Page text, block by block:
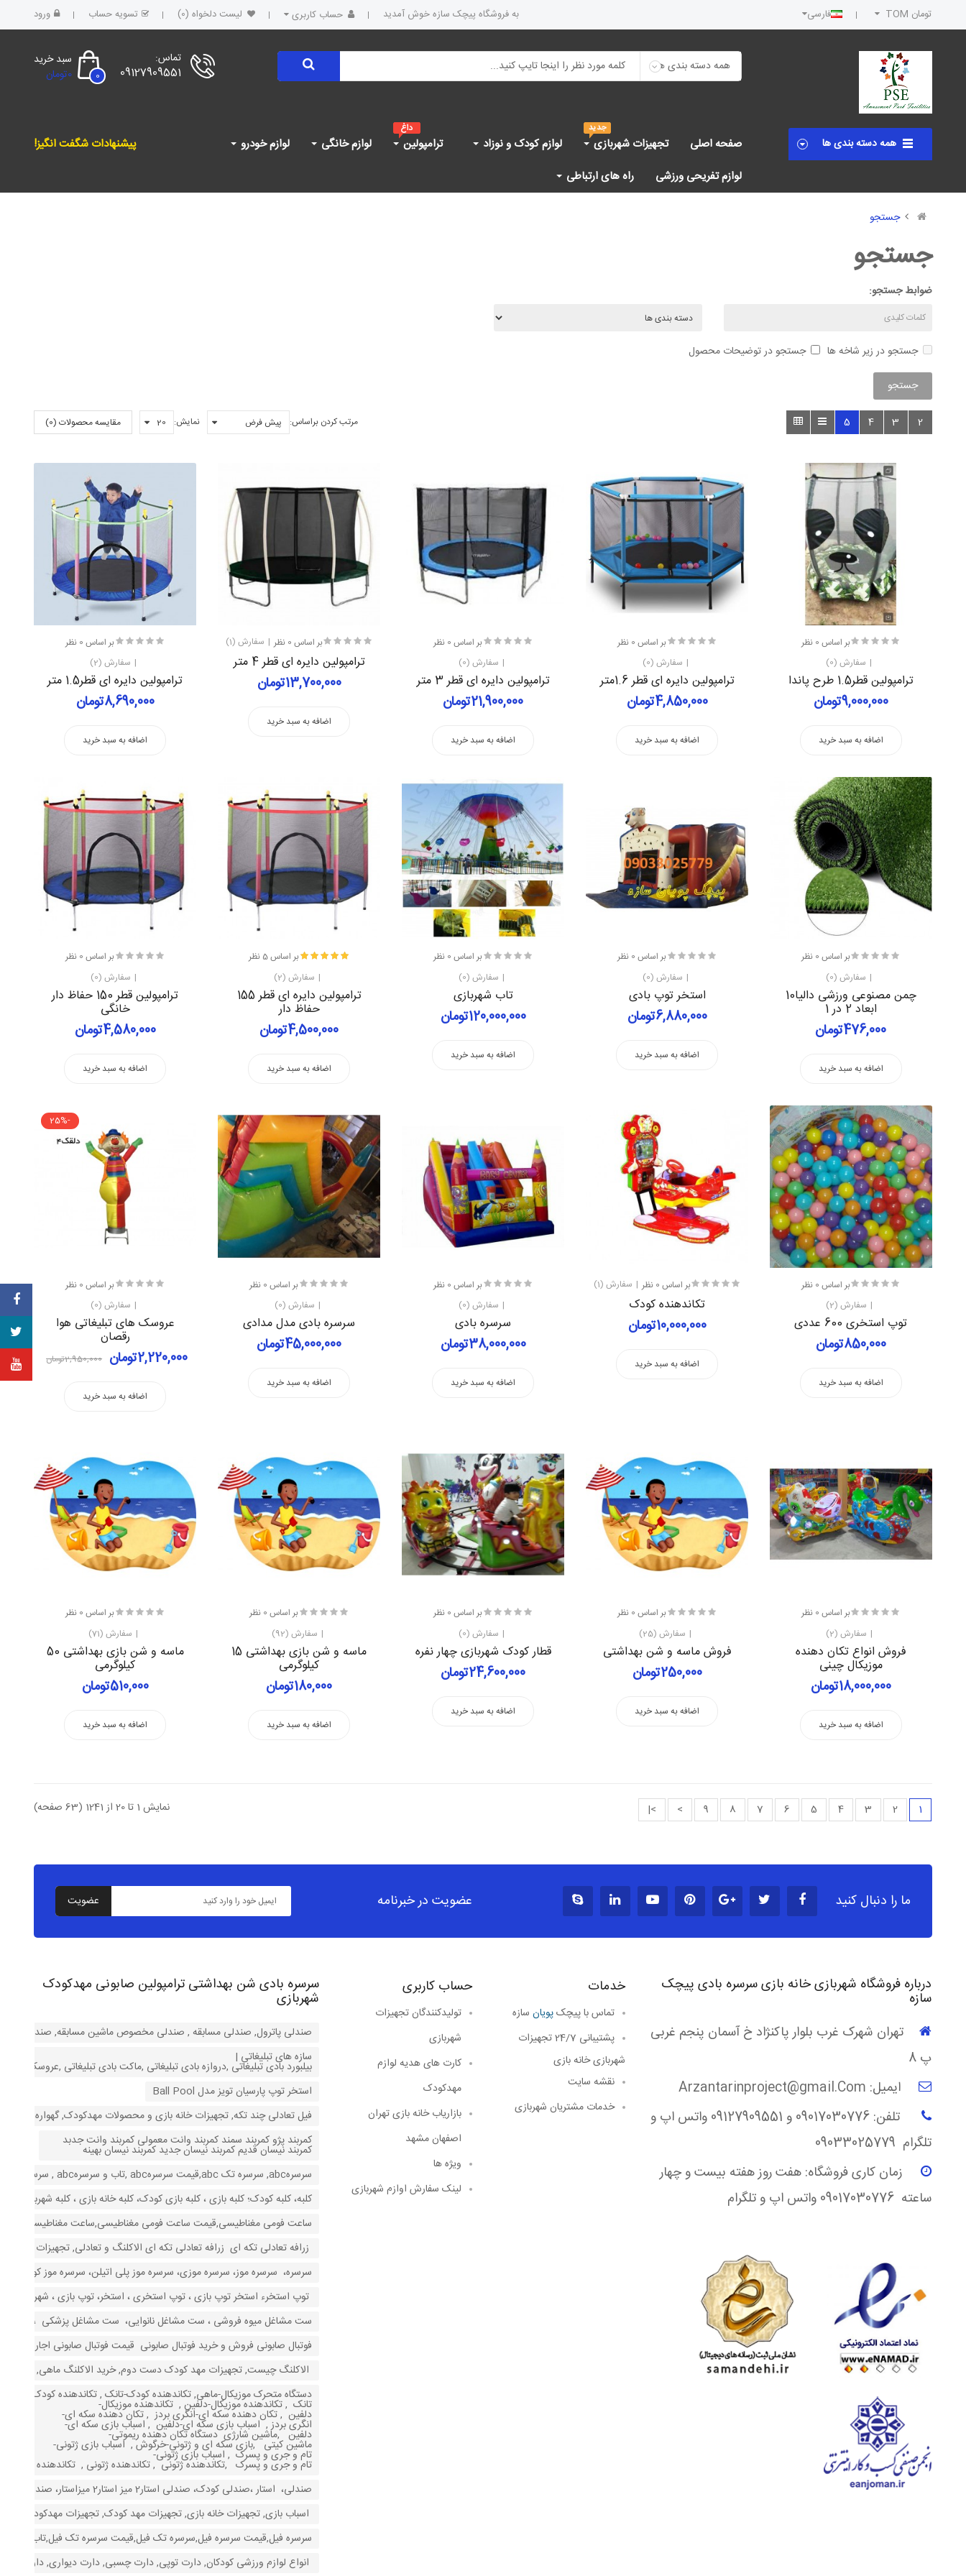
تومان TOM فارسی به فروشگاه پیچک سازه خوش آمدید حساب کاربری لیست دلخواه (0) تسویه حساب ورود
سبد خرید
0 0تومان
تماس:
09127909551
همه دسته بندی ها صفحه اصلی تجهیزات شهربازی لوازم کودک و نوزاد ترامپولین لوازم خانگی پیشنهادات شگفت انگیز!
لوازم خودرو
لوازم تفریحی ورزشی
راه های ارتباطی
جستجو
جستجو
ضوابط جستجو:
جستجو در زیر شاخه ها جستجو در توضیحات محصول
2
3
4
5 مرتب کردن براساس: نمایش: مقایسه محصولات (0)
بر اساس 0 نظر
سفارش (0)
ترامپولین قطر1.5 طرح پاندا
9,000,000تومان
اضافه به سبد خرید
بر اساس 0 نظر
سفارش (0)
ترامپولین دایره ای قطر 1.6متر
4,850,000تومان
اضافه به سبد خرید
بر اساس 0 نظر
سفارش (0)
ترامپولین دایره ای قطر 3 متر
21,900,000تومان
اضافه به سبد خرید
بر اساس 0 نظر سفارش (1)
ترامپولین دایره ای قطر 4 متر
13,700,000تومان
اضافه به سبد خرید
بر اساس 0 نظر
سفارش (2)
ترامپولین دایره ای قطر1.5 متر
8,690,000تومان
اضافه به سبد خرید
بر اساس 0 نظر
سفارش (0)
چمن مصنوعی ورزشی دالیا10
ابعاد 2 در 1
476,000تومان
اضافه به سبد خرید
بر اساس 0 نظر
سفارش (0)
استخر توپ بادی
6,880,000تومان
اضافه به سبد خرید
بر اساس 0 نظر
سفارش (0)
تاب شهربازی
120,000,000تومان
اضافه به سبد خرید
بر اساس 5 نظر
سفارش (2)
ترامپولین دایره ای قطر 155
حفاظ دار
4,500,000تومان
اضافه به سبد خرید
بر اساس 0 نظر
سفارش (0)
ترامپولین قطر 150 حفاظ دار
خانگی
4,580,000تومان
اضافه به سبد خرید
بر اساس 0 نظر
سفارش (2)
توپ استخری 600 عددی
850,000تومان
اضافه به سبد خرید
بر اساس 0 نظر سفارش (1)
تکاندهنده کودک
10,000,000تومان
اضافه به سبد خرید
بر اساس 0 نظر
سفارش (0)
سرسره بادی
38,000,000تومان
اضافه به سبد خرید
بر اساس 0 نظر
سفارش (0)
سرسره بادی مدل مدادی
45,000,000تومان
اضافه به سبد خرید
-25%
بر اساس 0 نظر
سفارش (0)
عروسک های تبلیغاتی هوا
رقصان
2,220,000تومان 2,950,000تومان
اضافه به سبد خرید
بر اساس 0 نظر
سفارش (2)
فروش انواع تکان دهنده
موزیکال چینی
18,000,000تومان
اضافه به سبد خرید
بر اساس 0 نظر
سفارش (25)
فروش ماسه و شن بهداشتی
250,000تومان
اضافه به سبد خرید
بر اساس 0 نظر
سفارش (0)
قطار کودک شهربازی چهار نفره
24,600,000تومان
اضافه به سبد خرید
بر اساس 0 نظر
سفارش (92)
ماسه و شن بازی بهداشتی 15
کیلوگرمی
180,000تومان
اضافه به سبد خرید
بر اساس 0 نظر
سفارش (71)
ماسه و شن بازی بهداشتی 50
کیلوگرمی
510,000تومان
اضافه به سبد خرید
1
2
3
4
5
6
7
8
9
>
>| نمایش 1 تا 20 از 1241 (63 صفحه)
ما را دنبال کنید عضویت در خبرنامه عضویت
درباره فروشگاه شهربازی خانه بازی سرسره بادی پیچک
سازه
تهران شهرک غرب بلوار پاکنژاد خ آسمان پنجم غربی
پ 8
ایمیل: Arzantarinproject@gmail.Com
تلفن: 09017030776 و 09127909551 واتس اپ و
تلگرام 09033025779
زمان کاری فروشگاه: هفت روز هفته بیست و چهار
ساعته 09017030776 واتس اپ و تلگرام
خدمات
تماس با پیچکپویان سازه
پشتیبانی 24/7
تجهیزات
شهربازی خانه بازی
نقشه سایت
خدمات مشتریان شهربازی
حساب کاربری
تولیدکنندگان تجهیزات
شهربازی
کارت های هدیه لوازم
مهدکودک
بازاریاب خانه بازی تهران
اصفهان مشهد
ویژه ها
لینک سفارش اوازم شهربازی
سرسره بادی شن بهداشتی ترامپولین صابونی مهدکودک
شهربازی
صندلی پاترول, صندلی مسابقه , صندلی مخصوص ماشین مسابقه, صندلی ماشین
سازه های تبلیغاتی |
بیلبورد بادی تبلیغاتی ,دروازه بادی تبلیغاتی ,ماکت بادی تبلیغاتی
استخر توپ پارسیان تویز مدل Ball Pool
فیل تعادلی چند تکه, تجهیزات خانه بازی و محصولات مهدکودک, گهواره ای,
کمربند پژو کمربند سمند کمربند وانت معمولی کمربند وانت جدبد
کمربند نیسان قدیم کمربند نیسان جدید کمربند نیسان بهینه
سرسرهabc, سرسره تک abc,قیمت سرسرهabc ,تاب و سرسرهabc , سرسره ارزان,حراج سرسره,سرسره کودکان,سرسره کودکان,
کلبه، کلبه کودک؛ کلبه بازی ، کلبه بازی کودک، کلبه خانه بازی ، کلبه شهربازی ،
ساعت فومی مغناطیسی,قیمت ساعت فومی مغناطیسی,ساعت مغناطیسی,ساعت
زرافه تعادلی تکه ای زرافه تعادلی تکه ای الاکلنگ و تعادلی, تجهیزات
سرسره، سرسره موز، سرسره موزی، سرسره موز پلی اتیلن، سرسره موز کودک،
توپ استخرء استخر توپ بازی ، توپ استخری ، استخر، توپ بازی ، شهربازی ،
ست مشاغل میوه فروشی ، ست مشاغل نانوایی، ست مشاغل پزشکی ،ست
فوتبال صابونی فروش و خرید فوتبال صابونی قیمت فوتبال صابونی اجاره
الاکلنگ چیست, تجهیزات مهد کودک دست دوم, خرید الاکلنگ ماهی, قیمت
دستگاه متحرک موزیکال-ماهی, تکاندهنده کودک-تانک , تکاندهنده کودک-
تانک , تکاندهنده موزیکال-دلفین , تکاندهنده موزیکال-
دلفین , تکان دهنده سکه ای-انگری بردز , تکان دهنده سکه ای-
انگری بردز , اسباب بازی سکه ای-دلفین , اسباب بازی سکه ای-
دلفین ,ماشین شارژی دستگاه تکان دهنده ریموتی-
ماشین کیتی ,بازی سکه ای و ژتونی-خرگوش , اسباب بازی ژتونی-
تام و جری و پسرک , اسباب بازی ژتونی-
تام و جری و پسرک ,تکاندهنده ژتونی , تکاندهنده ژتونی , تکاندهنده فانتزی
صندلی، استار ،صندلی کودک، صندلی استار2 میز استار2 میزاستار، صندلی استار ، میز وصندلی استار، خرید میز استار، صندلی استار کودک ،صندلی مهدکودک، صندلی چیکو، صندلی وانیا
اسباب بازی, تجهیزات خانه بازی, تجهیزات مهد کودک, تجهیزات مهدکودک,
سرسره فیل,قیمت سرسره فیل,سرسره تک فیل,قیمت سرسره تک فیل,تاب و
انواع لوازم ورزشی کودکان, دارت توپی, دارت چسبی, دارت دیواری,